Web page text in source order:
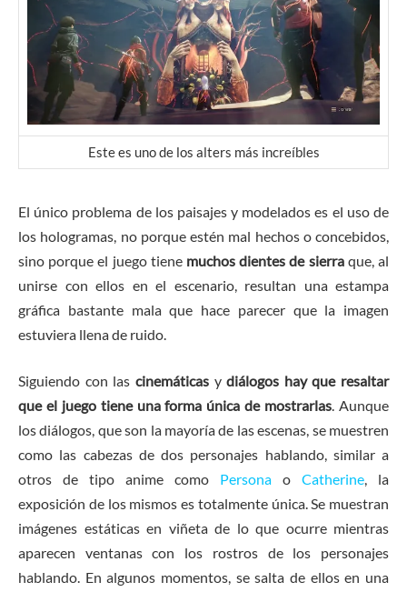
Este es uno de los alters más increíbles
El único problema de los paisajes y modelados es el uso de
los hologramas, no porque estén mal hechos o concebidos,
sino porque el juego tiene muchos dientes de sierraque, al
unirse con ellos en el escenario, resultan una estampa
gráfica bastante mala que hace parecer que la imagen
estuviera llena de ruido.
Siguiendo con las cinemáticas ydiálogos hay que resaltar
que el juego tiene una forma única de mostrarlas. Aunque
los diálogos, que son la mayoría de las escenas, se muestren
como las cabezas de dos personajes hablando, similar a
otros de tipo anime como Persona o Catherine, la
exposición de los mismos es totalmente única. Se muestran
imágenes estáticas en viñeta de lo que ocurre mientras
aparecen ventanas con los rostros de los personajes
hablando. En algunos momentos, se salta de ellos en una